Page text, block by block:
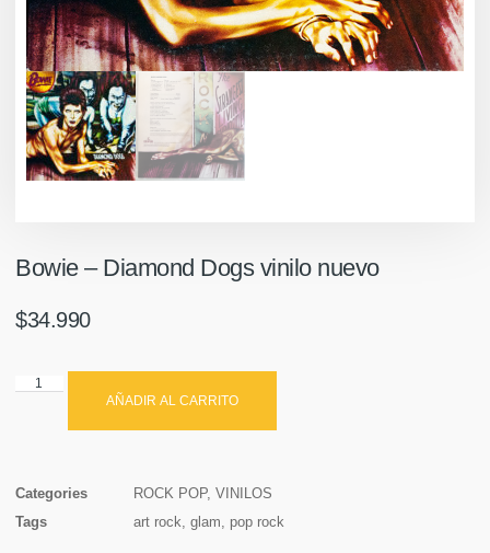
Bowie – Diamond Dogs vinilo nuevo
$34.990
AÑADIR AL CARRITO
Categories ROCK POP, VINILOS
Tags
art rock, glam, pop rock